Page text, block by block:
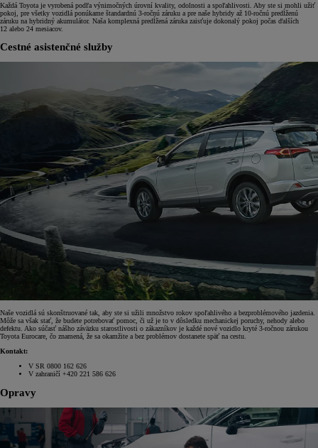
Každá Toyota je vyrobená podľa výnimočných úrovní kvality, odolnosti a spoľahlivosti. Aby ste si mohli užiť
pokoj, pre všetky vozidlá ponúkame štandardnú 3-ročnú záruku a pre naše hybridy až 10-ročnú predĺženú
záruku na hybridný akumulátor. Naša komplexná predĺžená záruka zaisťuje dokonalý pokoj počas ďalších
12 alebo 24 mesiacov.
Cestné asistenčné služby
Naše vozidlá sú skonštruované tak, aby ste si užili množstvo rokov spoľahlivého a bezproblémového jazdenia.
Môže sa však stať, že budete potrebovať pomoc, či už je to v dôsledku mechanickej poruchy, nehody alebo
defektu. Ako súčasť nášho záväzku starostlivosti o zákazníkov je každé nové vozidlo kryté 3-ročnou zárukou
Toyota Eurocare, čo znamená, že sa okamžite a bez problémov dostanete späť na cestu.
Kontakt:
V SR 0800 162 626
V zahraničí +420 221 586 626
Opravy